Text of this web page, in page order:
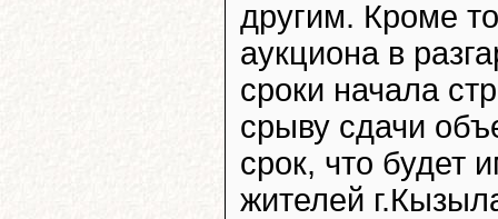
другим. Кроме
аукциона в
сроки начала
срыву сдачи
срок, что будет
жителей